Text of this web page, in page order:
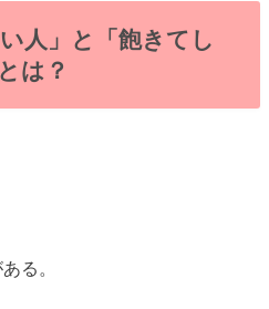
人」と「飽きてし
は？
る。